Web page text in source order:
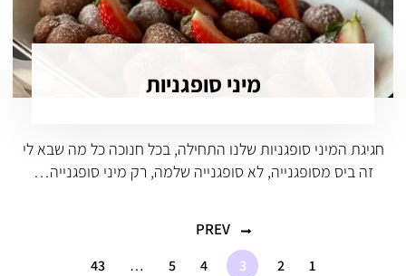
מיני סופגניות
חגיגת המיני סופגניות שלנו התחילה, בכל חנוכה כל מה שבא לי
זה ביס מסופגנייה, לא סופגנייה שלמה, רק מיני סופגנייה…
PREV
1
2
3
4
5
…
43